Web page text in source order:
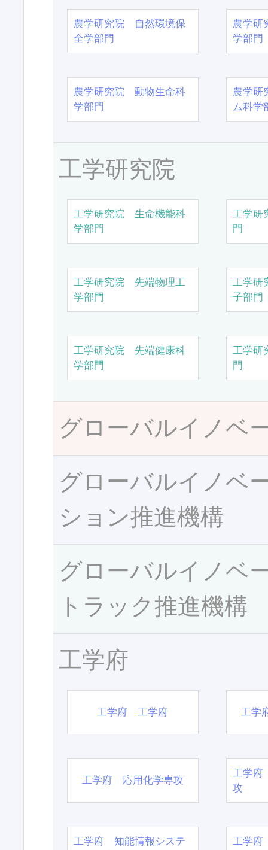
農学研究院 自然環境保
全学部門
農学
学部門
農学研究院 動物生命科
学部門
農学
ム科学
工学研究院
工学研究院 生命機能科
学部門
工学研
門
工学研究院 先端物理工
学部門
工学研
子部門
工学研究院 先端健康科
学部門
工学研
門
グローバルイノベ
グローバルイノベ
ション推進機構
グローバルイノベ
トラック推進機構
工学府
工学府 工学府 工学
工学府 応用化学専攻
工学府
攻
工学府 知能情報システ
工学府